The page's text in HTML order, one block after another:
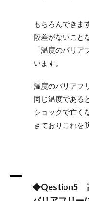
もちろんできま
段差がないこと
「温度のバリ
います。
温度のバリアフ
同じ温度である
ショックで亡く
きておりこれを
A
◆Qestion5 高